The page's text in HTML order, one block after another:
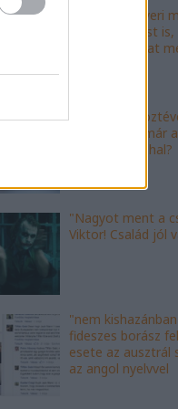
"Mészáros nyeri
kalapácsvetést is,
kabalafigurákat
"Minőségi"
hamarosan, már
bűzleni fog a hal?
"Nagyot ment a
Viktor! Család jól
"nem
fideszes borász
esete az ausztrál
az angol nyelvvel